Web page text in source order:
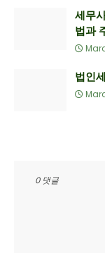
세무
법과
법인
0 댓글